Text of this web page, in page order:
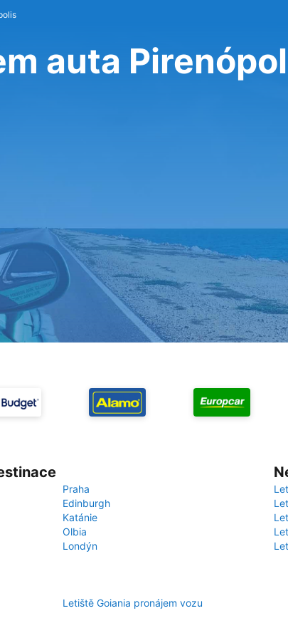
auta
Praha
Edinburgh
Katánie
Olbia
Londýn
Letiště Goiania pronájem vozu